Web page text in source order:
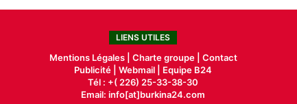
LIENS UTILES
Mentions Légales | Charte groupe | Contact
Publicité |Webmail |
Equipe B24
Tél : +( 226) 25-33-38-30
Email: info[at]burkina24.com